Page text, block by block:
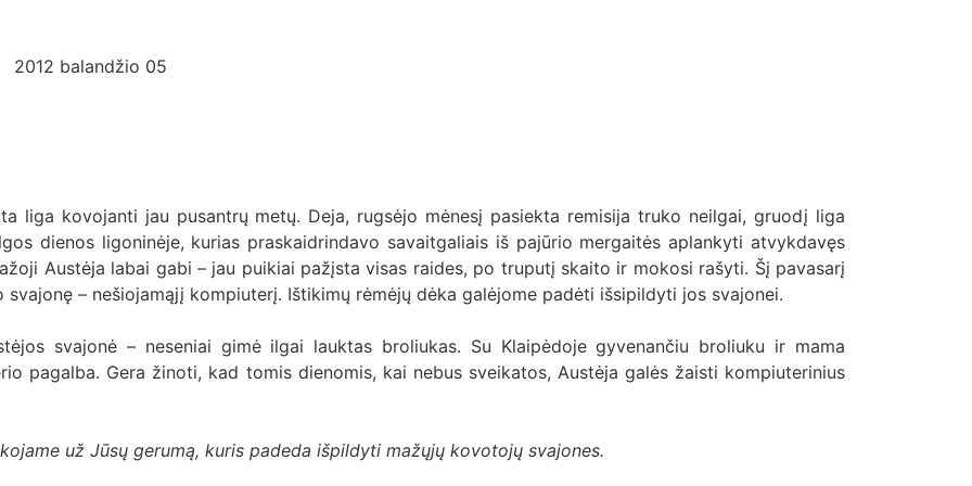
2012 balandžio 05
liga kovojanti jau pusantrų metų. Deja, rugsėjo mėnesį pasiekta remisija truko neilgai, gruodį liga
dienos ligoninėje, kurias praskaidrindavo savaitgaliais iš pajūrio mergaitės aplankyti atvykdavęs
Austėja labai gabi – jau puikiai pažįsta visas raides, po truputį skaito ir mokosi rašyti. Šį pavasarį
– nešiojamąjį kompiuterį. Ištikimų rėmėjų dėka galėjome padėti išsipildyti jos svajonei.
svajonė – neseniai gimė ilgai lauktas broliukas. Su Klaipėdoje gyvenančiu broliuku ir mama
pagalba. Gera žinoti, kad tomis dienomis, kai nebus sveikatos, Austėja galės žaisti kompiuterinius
už Jūsų gerumą, kuris padeda išpildyti mažųjų kovotojų svajones.